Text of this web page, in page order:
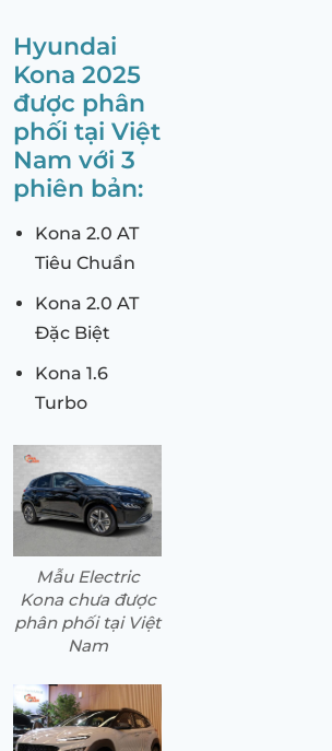
Hyundai
Kona 2025
được phân
phối tại Việt
Nam với 3
phiên bản:
Kona 2.0 AT
Tiêu Chuẩn
Kona 2.0 AT
Đặc Biệt
Kona 1.6
Turbo
Mẫu Electric
Kona chưa được
phân phối tại Việt
Nam